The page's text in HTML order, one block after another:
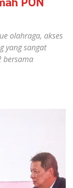
olahraga, akses
yang sangat
bersama